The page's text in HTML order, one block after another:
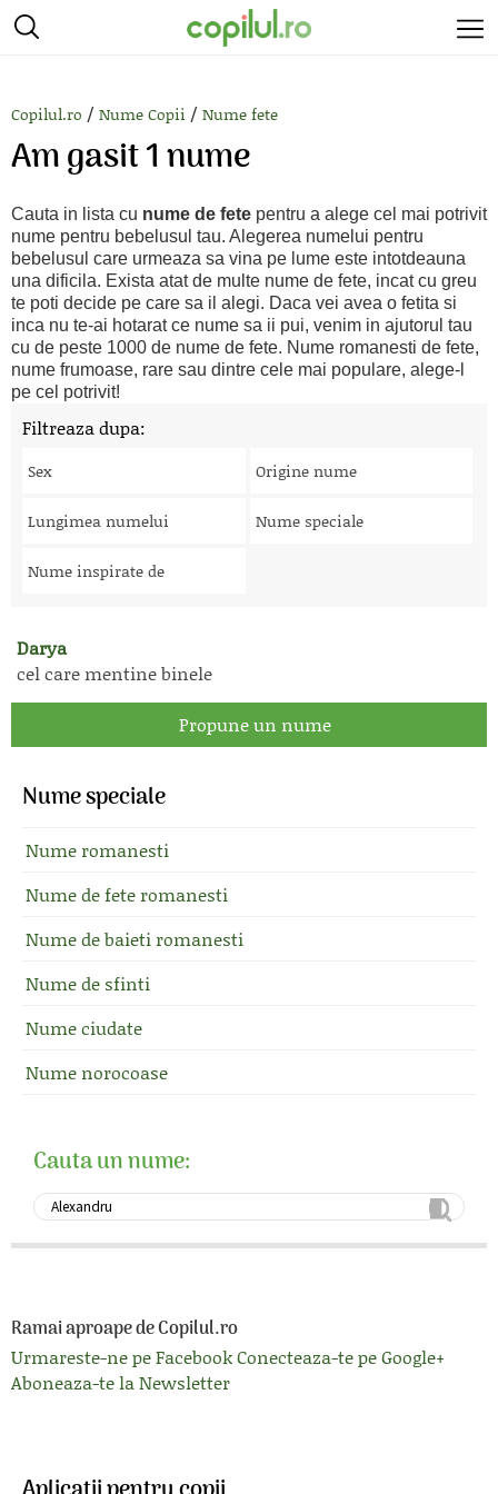
Copilul.ro / Nume Copii / Nume fete
Am gasit 1 nume
Cauta in lista cu nume de fete pentru a alege cel mai potrivit
nume pentru bebelusul tau. Alegerea numelui pentru
bebelusul care urmeaza sa vina pe lume este intotdeauna
una dificila. Exista atat de multe nume de fete, incat cu greu
te poti decide pe care sa il alegi. Daca vei avea o fetita si
inca nu te-ai hotarat ce nume sa ii pui, venim in ajutorul tau
cu de peste 1000 de nume de fete. Nume romanesti de fete,
nume frumoase, rare sau dintre cele mai populare, alege-l
pe cel potrivit!
Filtreaza dupa:
Sex Origine nume
Lungimea numelui Nume speciale
Nume inspirate de
Darya
cel care mentine binele
Propune un nume
Nume speciale
Nume romanesti
Nume de fete romanesti
Nume de baieti romanesti
Nume de sfinti
Nume ciudate
Nume norocoase
Cauta un nume:
Ramai aproape de Copilul.ro
Urmareste-ne pe FacebookConecteaza-te pe Google+
Aboneaza-te la Newsletter